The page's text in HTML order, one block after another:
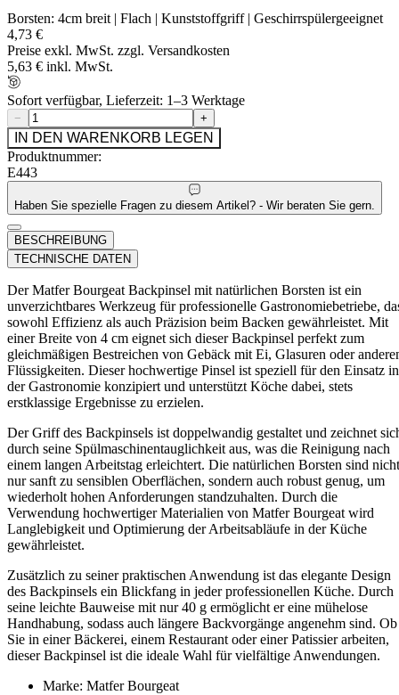
Borsten: 4cm breit | Flach | Kunststoffgriff | Geschirrspülergeeignet
4,73 €
Preise exkl. MwSt. zzgl. Versandkosten
5,63 € inkl. MwSt.
Sofort verfügbar, Lieferzeit: 1–3 Werktage
− +
IN DEN WARENKORB LEGEN
Produktnummer:
E443
Haben Sie spezielle Fragen zu diesem Artikel? - Wir beraten Sie gern.
BESCHREIBUNG
TECHNISCHE DATEN
Der Matfer Bourgeat Backpinsel mit natürlichen Borsten ist ein
unverzichtbares Werkzeug für professionelle Gastronomiebetriebe,
sowohl Effizienz als auch Präzision beim Backen gewährleistet. Mit
einer Breite von 4 cm eignet sich dieser Backpinsel perfekt zum
gleichmäßigen Bestreichen von Gebäck mit Ei, Glasuren oder
Flüssigkeiten. Dieser hochwertige Pinsel ist speziell für den Einsatz in
der Gastronomie konzipiert und unterstützt Köche dabei, stets
erstklassige Ergebnisse zu erzielen.
Der Griff des Backpinsels ist doppelwandig gestaltet und zeichnet
durch seine Spülmaschinentauglichkeit aus, was die Reinigung nach
einem langen Arbeitstag erleichtert. Die natürlichen Borsten sind nicht
nur sanft zu sensiblen Oberflächen, sondern auch robust genug, um
wiederholt hohen Anforderungen standzuhalten. Durch die
Verwendung hochwertiger Materialien von Matfer Bourgeat wird
Langlebigkeit und Optimierung der Arbeitsabläufe in der Küche
gewährleistet.
Zusätzlich zu seiner praktischen Anwendung ist das elegante Design
des Backpinsels ein Blickfang in jeder professionellen Küche. Durch
seine leichte Bauweise mit nur 40 g ermöglicht er eine mühelose
Handhabung, sodass auch längere Backvorgänge angenehm sind. Ob
Sie in einer Bäckerei, einem Restaurant oder einer Patissier arbeiten,
dieser Backpinsel ist die ideale Wahl für vielfältige Anwendungen.
Marke: Matfer Bourgeat